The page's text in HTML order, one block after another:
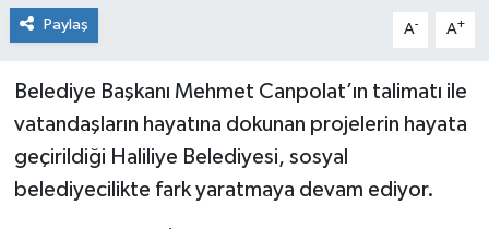
Paylaş A- A+
Belediye Başkanı Mehmet Canpolat’ın talimatı ile
vatandaşların hayatına dokunan projelerin hayata
geçirildiği Haliliye Belediyesi, sosyal
belediyecilikte fark yaratmaya devam ediyor.